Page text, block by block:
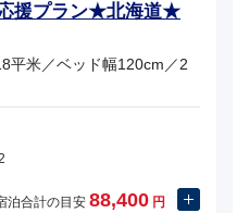
援プラン★北海道★
米／ベッド幅120cm／2
泊合計の目安 88,400 円